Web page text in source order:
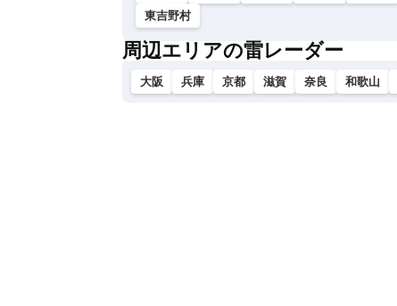
東吉野村
周辺エリアの雷レーダー
大阪 兵庫 京都 滋賀 奈良 和歌山